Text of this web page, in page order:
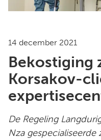
14 december 2021
Bekostiging
Korsakov-
De Regeling
Nza gespecialiseerde